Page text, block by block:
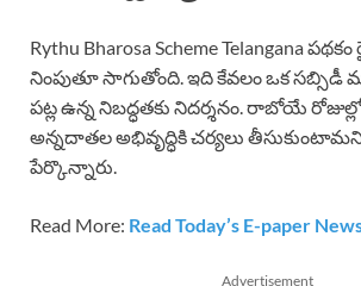
Rythu Bharosa Scheme Telangana
నింపుతూ సాగుతోంది. ఇది కేవలం ఒక సబ్సిడీ
పట్ల ఉన్న నిబద్ధతకు నిదర్శనం. రాబోయే
అన్నదాతల అభివృద్ధికి చర్యలు
పేర్కొన్నారు.
Read More: Read Today’s E-paper
Advertisement